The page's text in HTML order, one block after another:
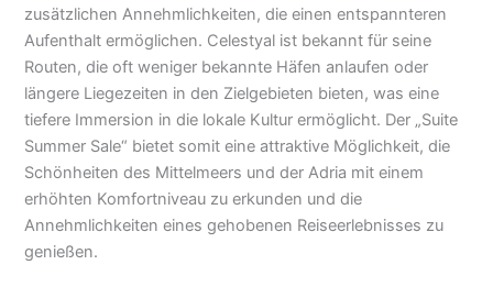
zusätzlichen Annehmlichkeiten, die einen entspannteren
Aufenthalt ermöglichen. Celestyal ist bekannt für seine
Routen, die oft weniger bekannte Häfen anlaufen oder
längere Liegezeiten in den Zielgebieten bieten, was eine
tiefere Immersion in die lokale Kultur ermöglicht. Der „Suite
Summer Sale“ bietet somit eine attraktive Möglichkeit, die
Schönheiten des Mittelmeers und der Adria mit einem
erhöhten Komfortniveau zu erkunden und die
Annehmlichkeiten eines gehobenen Reiseerlebnisses zu
genießen.